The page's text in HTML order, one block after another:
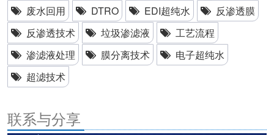
废水回用
DTRO EDI超纯水
反渗透膜
反渗透技术
垃圾渗滤液
工艺流程
渗滤液处理
膜分离技术
电子超纯水
超滤技术
联系与分享